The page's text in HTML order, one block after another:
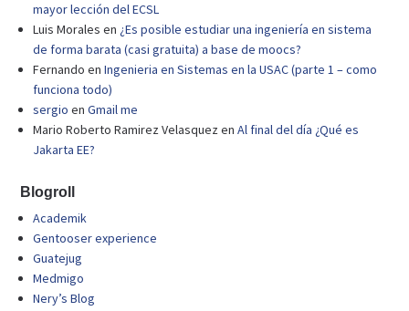
mayor lección del ECSL
Luis Morales en ¿Es posible estudiar una ingeniería en sistema
de forma barata (casi gratuita) a base de moocs?
Fernando enIngenieria en Sistemas en la USAC (parte 1 – como
funciona todo)
sergio enGmail me
Mario Roberto Ramirez VelasquezenAl final del día ¿Qué es
Jakarta EE?
Blogroll
Academik
Gentooser experience
Guatejug
Medmigo
Nery’s Blog